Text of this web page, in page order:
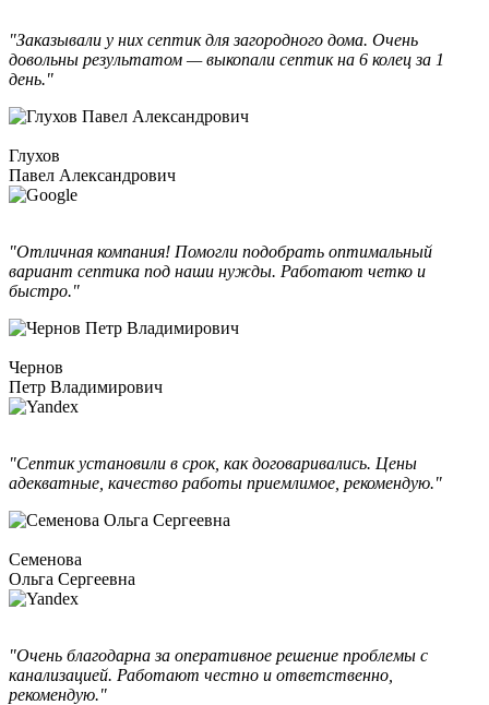
"Заказывали у них септик для загородного дома. Очень
довольны результатом — выкопали септик на 6 колец за 1
день."
Глухов
Павел Александрович
"Отличная компания! Помогли подобрать оптимальный
вариант септика под наши нужды. Работают четко и
быстро."
Чернов
Петр Владимирович
"Септик установили в срок, как договаривались. Цены
адекватные, качество работы приемлимое, рекомендую."
Семенова
Ольга Сергеевна
"Очень благодарна за оперативное решение проблемы с
канализацией. Работают честно и ответственно,
рекомендую."